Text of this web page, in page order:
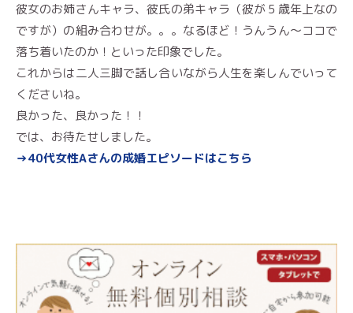
彼女のお姉さんキャラ、彼氏の弟キャラ（彼が５歳年上なの
ですが）の組み合わせが。。。なるほど！うんうん〜ココで
落ち着いたのか！といった印象でした。
これからは二人三脚で話し合いながら人生を楽しんでいって
くださいね。
良かった、良かった！！
では、お待たせしました。
→40代女性Aさんの成婚エピソードはこちら